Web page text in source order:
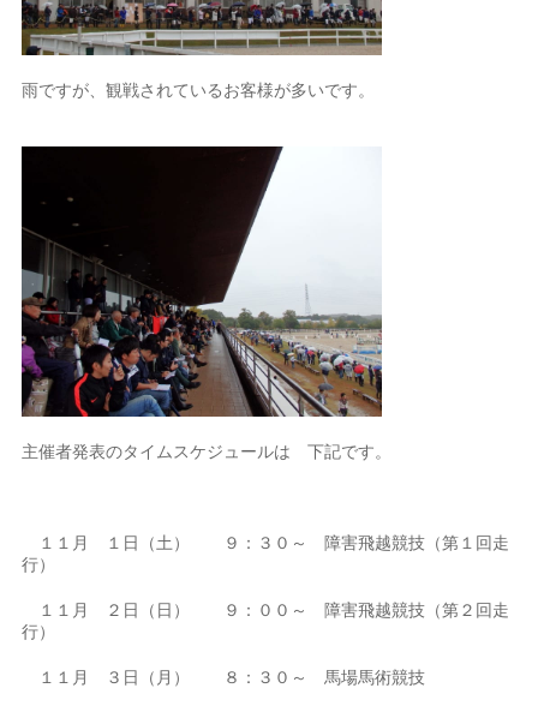
雨ですが、観戦されているお客様が多いです。
主催者発表のタイムスケジュールは 下記です。
１１月 １日（土） ９：３０～ 障害飛越競技（第１回走
行）
１１月 ２日（日） ９：００～ 障害飛越競技（第２回走
行）
１１月 ３日（月） ８：３０～ 馬場馬術競技